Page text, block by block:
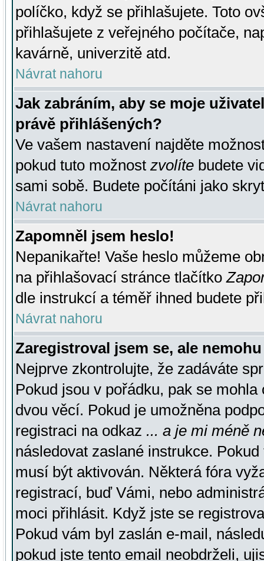
políčko, když se přihlašujete. Toto
přihlašujete z veřejného počítače,
kavárně, univerzitě atd.
Návrat nahoru
Jak zabráním, aby se moje
právě přihlášených?
Ve vašem nastavení najděte
pokud tuto možnost zvolíte budete
sami sobě. Budete počítáni jako
Návrat nahoru
Zapomněl jsem heslo!
Nepanikařte! Vaše heslo můžeme
na přihlašovací stránce tlačítko
dle instrukcí a téměř ihned budete
Návrat nahoru
Zaregistroval jsem se, ale
Nejprve zkontrolujte, že zadáváte
Pokud jsou v pořádku, pak se
dvou věcí. Pokud je umožněna
registraci na odkaz ... a je mi méně
následovat zaslané instrukce.
musí být aktivován. Některá fóra
registrací, buď Vámi, nebo
moci přihlásit. Když jste se
Pokud vám byl zaslán e-mail,
pokud jste tento email neobdrželi,